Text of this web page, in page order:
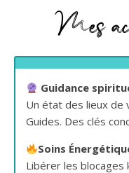
Mes
Guidance
Un état des lieux de
Guides. Des clés
Soins
Libérer les blocages